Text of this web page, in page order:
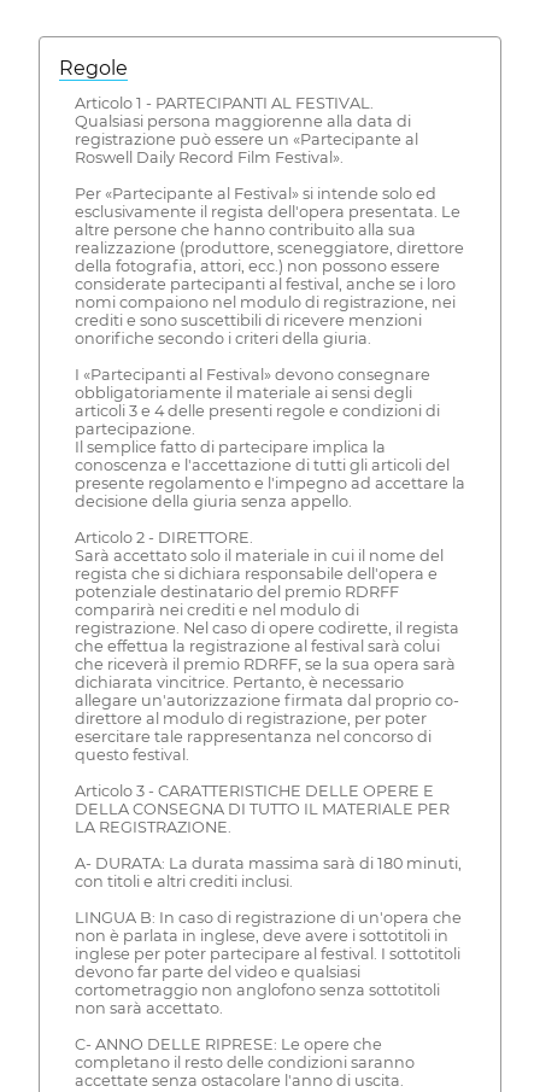
Regole
Articolo 1 - PARTECIPANTI AL FESTIVAL.
Qualsiasi persona maggiorenne alla data di
registrazione può essere un «Partecipante al
Roswell Daily Record Film Festival».
Per «Partecipante al Festival» si intende solo ed
esclusivamente il regista dell'opera presentata. Le
altre persone che hanno contribuito alla sua
realizzazione (produttore, sceneggiatore, direttore
della fotografia, attori, ecc.) non possono essere
considerate partecipanti al festival, anche se i loro
nomi compaiono nel modulo di registrazione, nei
crediti e sono suscettibili di ricevere menzioni
onorifiche secondo i criteri della giuria.
I «Partecipanti al Festival» devono consegnare
obbligatoriamente il materiale ai sensi degli
articoli 3 e 4 delle presenti regole e condizioni di
partecipazione.
Il semplice fatto di partecipare implica la
conoscenza e l'accettazione di tutti gli articoli del
presente regolamento e l'impegno ad accettare la
decisione della giuria senza appello.
Articolo 2 - DIRETTORE.
Sarà accettato solo il materiale in cui il nome del
regista che si dichiara responsabile dell'opera e
potenziale destinatario del premio RDRFF
comparirà nei crediti e nel modulo di
registrazione. Nel caso di opere codirette, il regista
che effettua la registrazione al festival sarà colui
che riceverà il premio RDRFF, se la sua opera sarà
dichiarata vincitrice. Pertanto, è necessario
allegare un'autorizzazione firmata dal proprio co-
direttore al modulo di registrazione, per poter
esercitare tale rappresentanza nel concorso di
questo festival.
Articolo 3 - CARATTERISTICHE DELLE OPERE E
DELLA CONSEGNA DI TUTTO IL MATERIALE PER
LA REGISTRAZIONE.
A- DURATA: La durata massima sarà di 180 minuti,
con titoli e altri crediti inclusi.
LINGUA B: In caso di registrazione di un'opera che
non è parlata in inglese, deve avere i sottotitoli in
inglese per poter partecipare al festival. I sottotitoli
devono far parte del video e qualsiasi
cortometraggio non anglofono senza sottotitoli
non sarà accettato.
C- ANNO DELLE RIPRESE: Le opere che
completano il resto delle condizioni saranno
accettate senza ostacolare l'anno di uscita.